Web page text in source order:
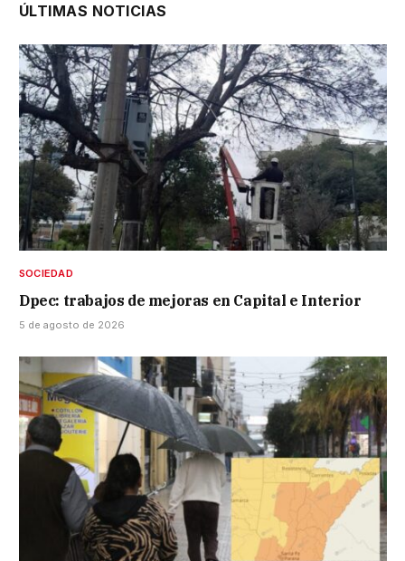
ÚLTIMAS NOTICIAS
SOCIEDAD
Dpec: trabajos de mejoras en Capital e Interior
5 de agosto de 2026